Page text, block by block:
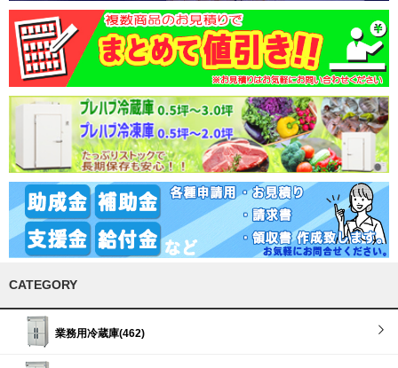
CATEGORY
業務用冷蔵庫(462)